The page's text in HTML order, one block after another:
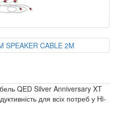
QED Silver Anniversary XT
для всіх потреб у Hi-